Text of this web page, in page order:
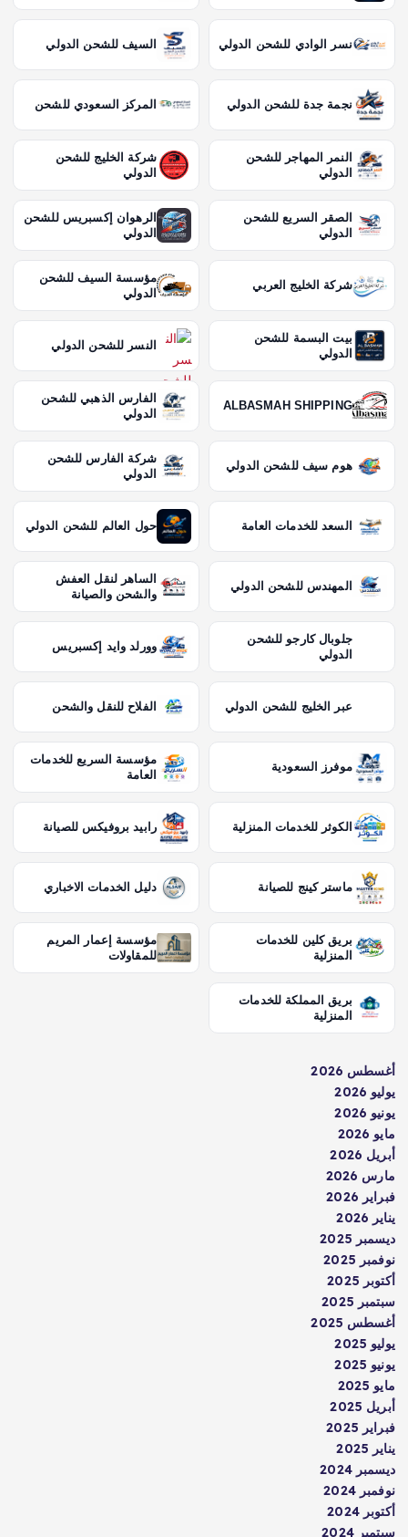
نسر الوادي للشحن الدولي السيف للشحن الدولي
نجمة جدة للشحن الدولي المركز السعودي للشحن
النمر المهاجر للشحن
الدولي
شركة الخليج للشحن
الدولي
الصقر السريع للشحن
الدولي
الرهوان إكسبريس للشحن
الدولي
شركة الخليج العربي
مؤسسة السيف للشحن
الدولي
بيت البسمة للشحن
الدولي
النسر للشحن الدولي
ALBASMAH SHIPPING
الفارس الذهبي للشحن
الدولي
هوم سيف للشحن الدولي
شركة الفارس للشحن
الدولي
السعد للخدمات العامة حول العالم للشحن الدولي
المهندس للشحن الدولي
الساهر لنقل العفش
والشحن والصيانة
جلوبال كارجو للشحن
الدولي
وورلد وايد إكسبريس
عبر الخليج للشحن الدولي الفلاح للنقل والشحن
موفرز السعودية
مؤسسة السريع للخدمات
العامة
الكوثر للخدمات المنزلية رابيد بروفيكس للصيانة
ماستر كينج للصيانة دليل الخدمات الاخباري
بريق كلين للخدمات
المنزلية
مؤسسة إعمار المريم
للمقاولات
بريق المملكة للخدمات
المنزلية
أغسطس 2026
يوليو 2026
يونيو 2026
مايو 2026
أبريل 2026
مارس 2026
فبراير 2026
يناير 2026
ديسمبر 2025
نوفمبر 2025
أكتوبر 2025
سبتمبر 2025
أغسطس 2025
يوليو 2025
يونيو 2025
مايو 2025
أبريل 2025
فبراير 2025
يناير 2025
ديسمبر 2024
نوفمبر 2024
أكتوبر 2024
سبتمبر 2024